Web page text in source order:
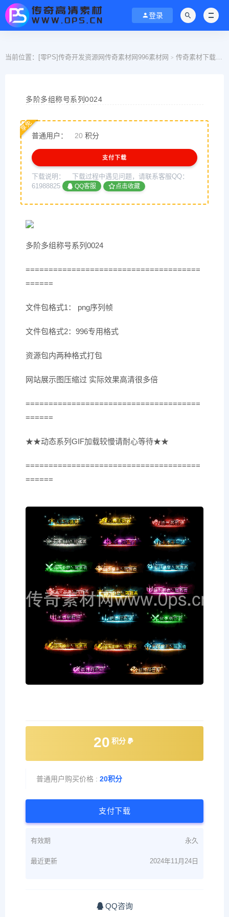
登录
当前位置： [零PS]传奇开发资源网传奇素材网996素材网 > 传奇素材下载
多阶多组称号系列0024
普通用户： 20 积分
享免
支付下载
下载说明：
下载过程中遇见问题，请联系客服QQ：
61988825
QQ客服 点击收藏
多阶多组称号系列0024
======================================
======
文件包格式1： png序列帧
文件包格式2：996专用格式
资源包内两种格式打包
网站展示图压缩过 实际效果高清很多倍
======================================
======
★★动态系列GIF加载较慢请耐心等待★★
======================================
======
20 积分
普通用户购买价格 : 20积分
支付下载
有效期 永久
最近更新 2024年11月24日
QQ咨询